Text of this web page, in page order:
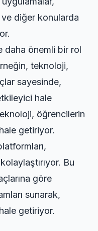
diğer konularda
daha önemli bir rol
teknoloji,
sayesinde,
hale
öğrencilerin
getiriyor.
Bu
göre
sunarak,
getiriyor.